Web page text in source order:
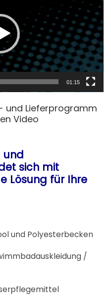
01:15
und Lieferprogramm
Video
und
sich mit
Lösung für Ihre
und Polyesterbecken
/